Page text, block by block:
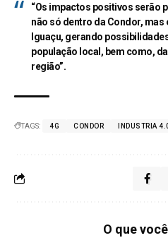
“Os impactos positivos serão
não só dentro da Condor, mas
Iguaçu, gerando
população local, bem como,
região”.
TAGS: 4G CONDOR INDUSTRIA
O que